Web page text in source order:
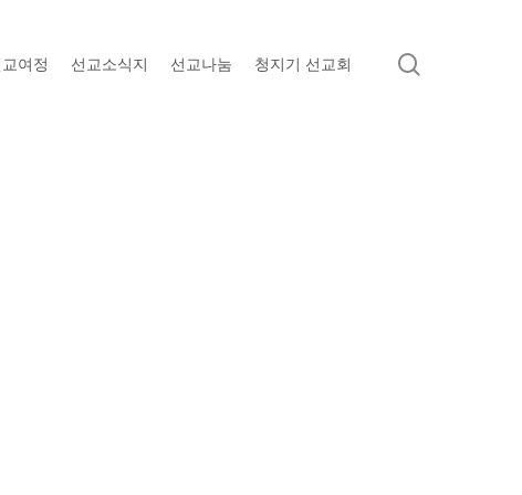
여정 선교소식지 선교나눔 청지기 선교회